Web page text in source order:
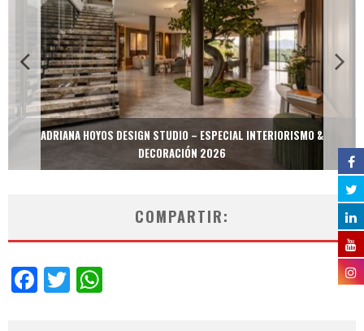
ADRIANA HOYOS DESIGN STUDIO – ESPECIAL INTERIORISMO &
DECORACIÓN 2026
COMPARTIR:
Facebook
Twitter